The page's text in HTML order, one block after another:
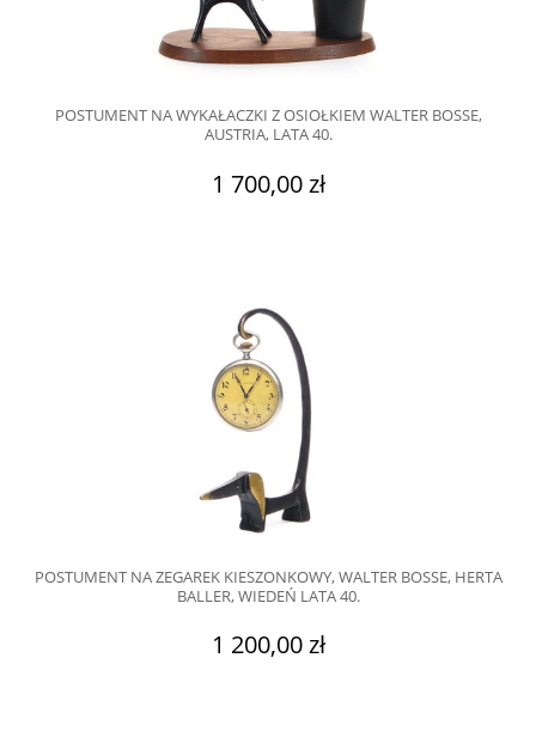
POSTUMENT NA WYKAŁACZKI Z OSIOŁKIEM WALTER BOSSE,
AUSTRIA, LATA 40.
1 700,00 zł
POSTUMENT NA ZEGAREK KIESZONKOWY, WALTER BOSSE, HERTA
BALLER, WIEDEŃ LATA 40.
1 200,00 zł